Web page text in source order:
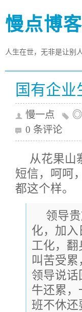
慢点博客
人生在世，无非是让别
国有企业
慢一点 ◎
0 条评论
从花果山
短信，呵呵
都这个样。
领导
化，加
工化，
叫苦受
领导说
牛还累
班不休还